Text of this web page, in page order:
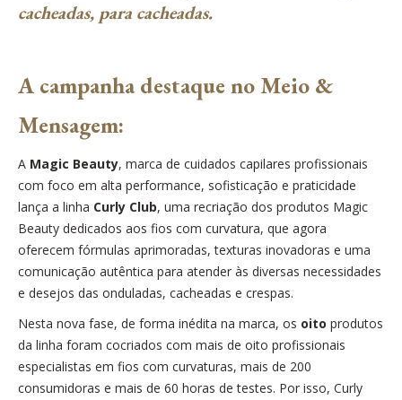
cacheadas, para cacheadas.
A campanha destaque no Meio &
Mensagem:
A Magic Beauty, marca de cuidados capilares profissionais
com foco em alta performance, sofisticação e praticidade
lança a linha Curly Club, uma recriação dos produtos Magic
Beauty dedicados aos fios com curvatura, que agora
oferecem fórmulas aprimoradas, texturas inovadoras e uma
comunicação autêntica para atender às diversas necessidades
e desejos das onduladas, cacheadas e crespas.
Nesta nova fase, de forma inédita na marca, os oito produtos
da linha foram cocriados com mais de oito profissionais
especialistas em fios com curvaturas, mais de 200
consumidoras e mais de 60 horas de testes. Por isso, Curly